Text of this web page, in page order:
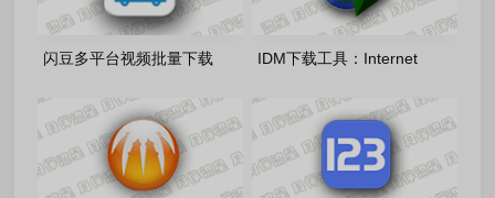
闪豆多平台视频批量下载
器-2026.07.29 安装版
IDM下载工具：Internet
Download Manager-
v6.43.7.3-MagicGenius 静默
版